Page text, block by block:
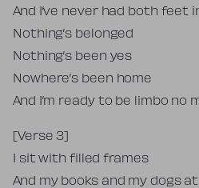
And I’ve never had both feet
Nothing’s belonged
Nothing’s been yes
Nowhere’s been home
And I’m ready to be limbo no
[Verse 3]
I sit with filled frames
And my books and my dogs